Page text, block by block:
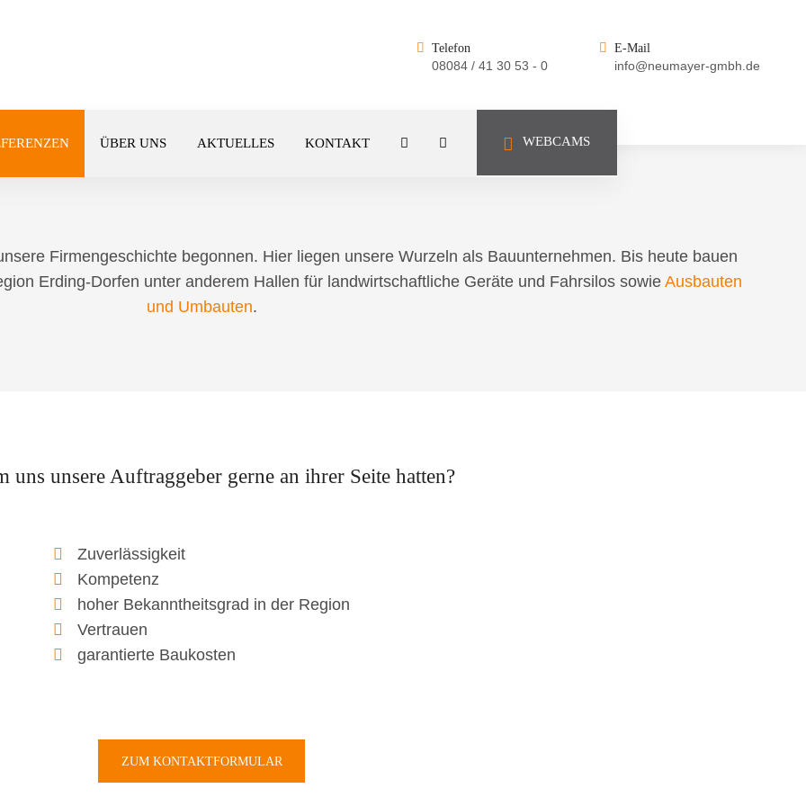
Telefon
08084 / 41 30 53 - 0
E-Mail
info@neumayer-gmbh.de
ÜBER UNS AKTUELLES KONTAKT WEBCAMS
THE ROOTS – BAUEN FÜR DIE LANDWIRTSCHAFT
Firmengeschichte begonnen. Hier liegen unsere Wurzeln als Bauunternehmen. Bis heute bauen
Erding-Dorfen unter anderem Hallen für landwirtschaftliche Geräte und Fahrsilos sowie Ausbauten
und Umbauten.
uns unsere Auftraggeber gerne an ihrer Seite hatten?
Zuverlässigkeit
Kompetenz
hoher Bekanntheitsgrad in der Region
Vertrauen
garantierte Baukosten
ZUM KONTAKTFORMULAR